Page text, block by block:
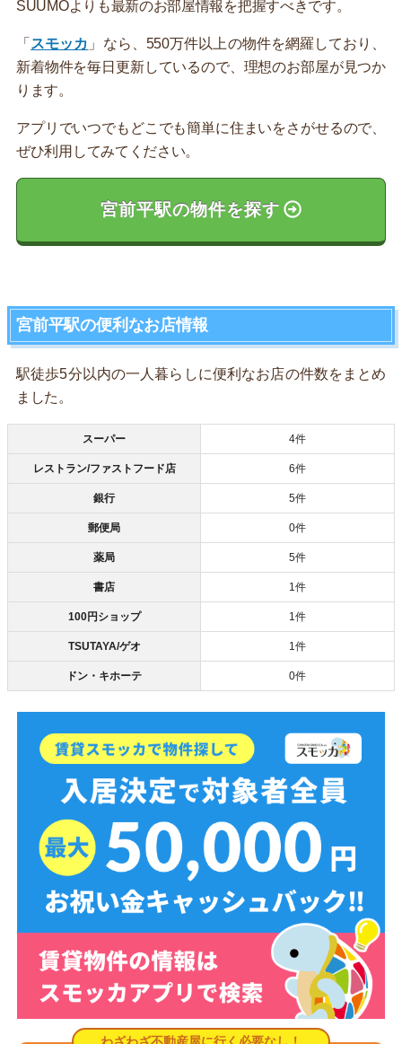
SUUMOよりも最新のお部屋情報を把握すべきです。
「 スモッカ 」なら、550万件以上の物件を網羅しており、
新着物件を毎日更新しているので、理想のお部屋が見つか
ります。
アプリでいつでもどこでも簡単に住まいをさがせるので、
ぜひ利用してみてください。
宮前平駅の物件を探す
宮前平駅の便利なお店情報
駅徒歩5分以内の一人暮らしに便利なお店の件数をまとめ
ました。
スーパー 4件
レストラン/ファストフード店 6件
銀行 5件
郵便局 0件
薬局 5件
書店 1件
100円ショップ 1件
TSUTAYA/ゲオ 1件
ドン・キホーテ 0件